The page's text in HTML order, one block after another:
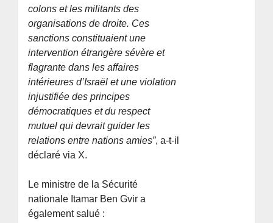
colons et les militants des
organisations de droite. Ces
sanctions constituaient une
intervention étrangère sévère et
flagrante dans les affaires
intérieures d’Israël et une violation
injustifiée des principes
démocratiques et du respect
mutuel qui devrait guider les
relations entre nations amies”, a-t-il
déclaré via X.
Le ministre de la Sécurité
nationale Itamar Ben Gvir a
également salué :